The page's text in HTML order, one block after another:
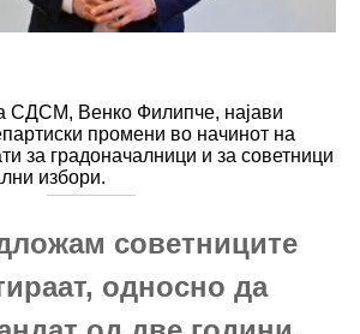
СДСМ, Венко Филипче, најави
промени во начинот на
за градоначалници и за советници
избори.
советниците
односно да